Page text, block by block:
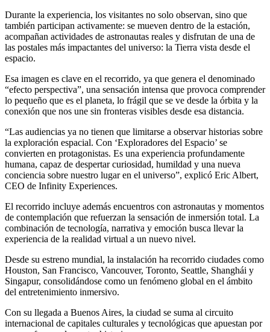
Durante la experiencia, los visitantes no solo observan, sino que
también participan activamente: se mueven dentro de la estación,
acompañan actividades de astronautas reales y disfrutan de una de
las postales más impactantes del universo: la Tierra vista desde el
espacio.
Esa imagen es clave en el recorrido, ya que genera el denominado
“efecto perspectiva”, una sensación intensa que provoca comprender
lo pequeño que es el planeta, lo frágil que se ve desde la órbita y la
conexión que nos une sin fronteras visibles desde esa distancia.
“Las audiencias ya no tienen que limitarse a observar historias sobre
la exploración espacial. Con ‘Exploradores del Espacio’ se
convierten en protagonistas. Es una experiencia profundamente
humana, capaz de despertar curiosidad, humildad y una nueva
conciencia sobre nuestro lugar en el universo”, explicó Eric Albert,
CEO de Infinity Experiences.
El recorrido incluye además encuentros con astronautas y momentos
de contemplación que refuerzan la sensación de inmersión total. La
combinación de tecnología, narrativa y emoción busca llevar la
experiencia de la realidad virtual a un nuevo nivel.
Desde su estreno mundial, la instalación ha recorrido ciudades como
Houston, San Francisco, Vancouver, Toronto, Seattle, Shanghái y
Singapur, consolidándose como un fenómeno global en el ámbito
del entretenimiento inmersivo.
Con su llegada a Buenos Aires, la ciudad se suma al circuito
internacional de capitales culturales y tecnológicas que apuestan por